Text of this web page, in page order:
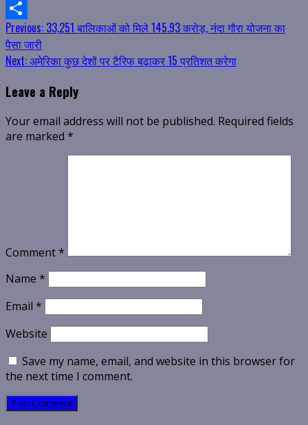
Email
Share
Continue
Reading
Previous: 33,251 बालिकाओं को मिले 145.93 करोड़, नंदा गौरा योजना का
पैसा जारी
Next:अमेरिका कुछ देशों पर टैरिफ बढ़ाकर 15 प्रतिशत करेगा
Leave a Reply
Your email address will not be published. Required fields
are marked *
Comment*
Name *
Email *
Website
Save my name, email, and website in this browser for
the next time I comment.